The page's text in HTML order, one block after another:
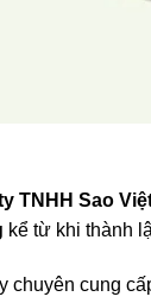
TNHH Sao
kể từ khi thành
chuyên cung